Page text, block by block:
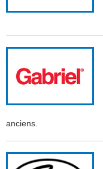
anciens.